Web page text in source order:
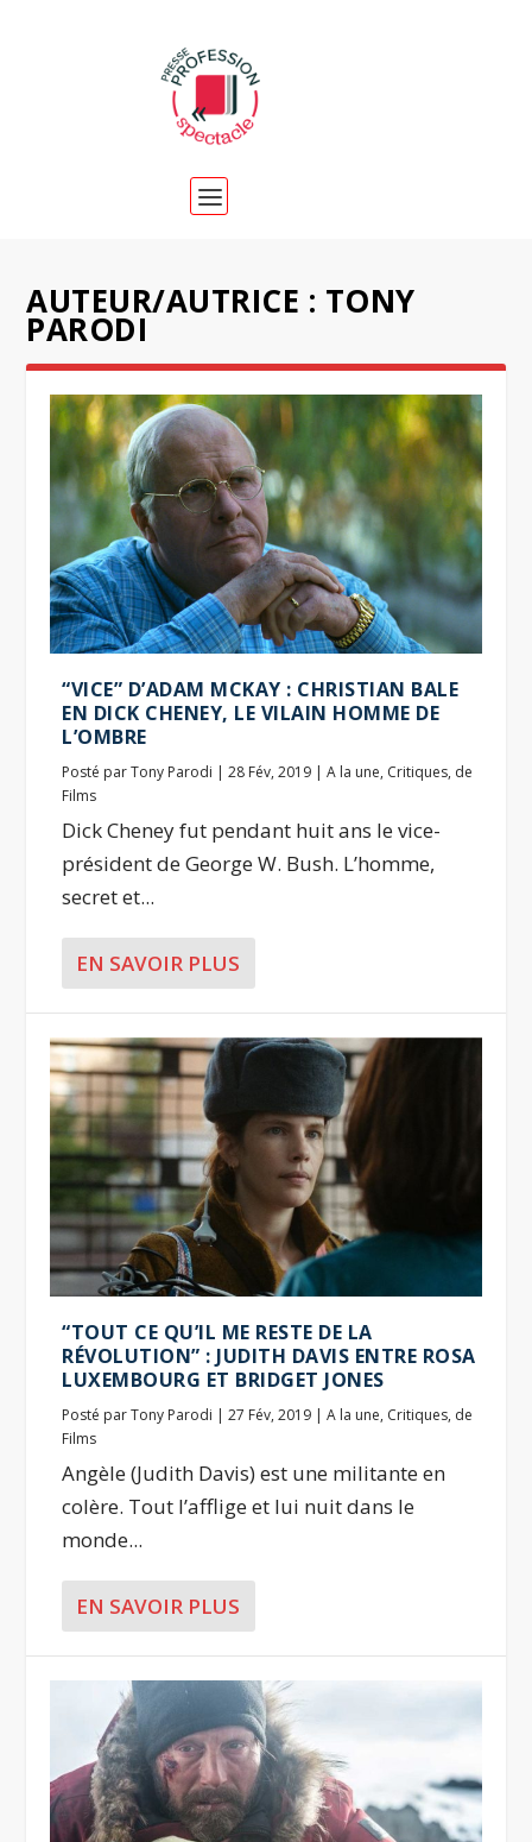
AUTEUR/AUTRICE : TONY
PARODI
“VICE” D’ADAM MCKAY : CHRISTIAN BALE
EN DICK CHENEY, LE VILAIN HOMME DE
L’OMBRE
Posté parTony Parodi |28 Fév, 2019 |A la une, Critiques, de
Films
Dick Cheney fut pendant huit ans le vice-
président de George W. Bush. L’homme,
secret et...
EN SAVOIR PLUS
“TOUT CE QU’IL ME RESTE DE LA
RÉVOLUTION” : JUDITH DAVIS ENTRE ROSA
LUXEMBOURG ET BRIDGET JONES
Posté parTony Parodi |27 Fév, 2019 |A la une, Critiques, de
Films
Angèle (Judith Davis) est une militante en
colère. Tout l’afflige et lui nuit dans le
monde...
EN SAVOIR PLUS